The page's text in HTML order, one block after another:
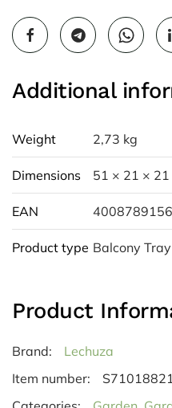
Additional
Weight 2,73 kg
Dimensions 51 × 21 × 21
EAN
Product type Balcony Tray
Product
Brand:
Lechuza
Item number: